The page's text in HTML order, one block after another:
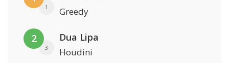
1 Greedy
2
3
Dua Lipa
Houdini